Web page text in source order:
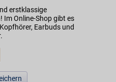
erstklassige
Im Online-Shop gibt es
Earbuds und